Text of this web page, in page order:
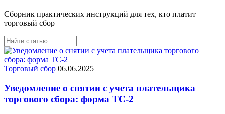
Сборник практических инструкций для тех, кто платит
торговый сбор
Торговый сбор 06.06.2025
Уведомление о снятии с учета плательщика
торгового сбора: форма ТС-2